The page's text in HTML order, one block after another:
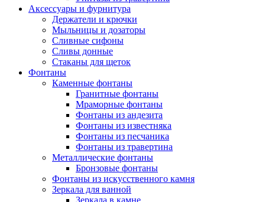
Аксессуары и фурнитура
Держатели и крючки
Мыльницы и дозаторы
Сливные сифоны
Сливы донные
Стаканы для щеток
Фонтаны
Каменные фонтаны
Гранитные фонтаны
Мраморные фонтаны
Фонтаны из андезита
Фонтаны из известняка
Фонтаны из песчаника
Фонтаны из травертина
Металлические фонтаны
Бронзовые фонтаны
Фонтаны из искусственного камня
Зеркала для ванной
Зеркала в камне